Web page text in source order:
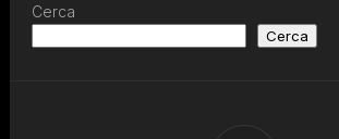
Cerca
Cerca